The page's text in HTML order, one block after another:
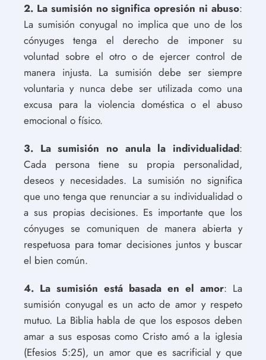
2. La sumisión no significa opresión ni abuso:
La sumisión conyugal no implica que uno de los
cónyuges tenga el derecho de imponer su
voluntad sobre el otro o de ejercer control de
manera injusta. La sumisión debe ser siempre
voluntaria y nunca debe ser utilizada como una
excusa para la violencia doméstica o el abuso
emocional o físico.
3. La sumisión no anula la individualidad:
Cada persona tiene su propia personalidad,
deseos y necesidades. La sumisión no significa
que uno tenga que renunciar a su individualidad o
a sus propias decisiones. Es importante que los
cónyuges se comuniquen de manera abierta y
respetuosa para tomar decisiones juntos y buscar
el bien común.
4. La sumisión está basada en el amor: La
sumisión conyugal es un acto de amor y respeto
mutuo. La Biblia habla de que los esposos deben
amar a sus esposas como Cristo amó a la iglesia
(Efesios 5:25), un amor que es sacrificial y que